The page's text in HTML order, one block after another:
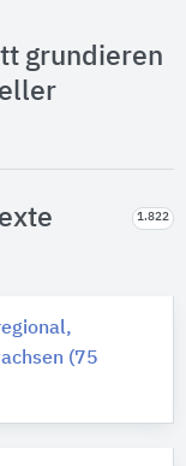
grundieren
1.822
(75